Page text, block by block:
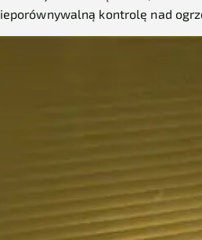
kontrolę nad